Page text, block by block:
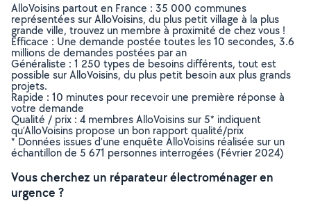
AlloVoisins partout en France : 35 000 communes
représentées sur AlloVoisins, du plus petit village à la plus
grande ville, trouvez un membre à proximité de chez vous !
Efficace : Une demande postée toutes les 10 secondes, 3.6
millions de demandes postées par an
Généraliste : 1 250 types de besoins différents, tout est
possible sur AlloVoisins, du plus petit besoin aux plus grands
projets.
Rapide : 10 minutes pour recevoir une première réponse à
votre demande
Qualité / prix : 4 membres AlloVoisins sur 5* indiquent
qu’AlloVoisins propose un bon rapport qualité/prix
* Données issues d’une enquête AlloVoisins réalisée sur un
échantillon de 5 671 personnes interrogées (Février 2024)
Vous cherchez un réparateur électroménager en
urgence ?